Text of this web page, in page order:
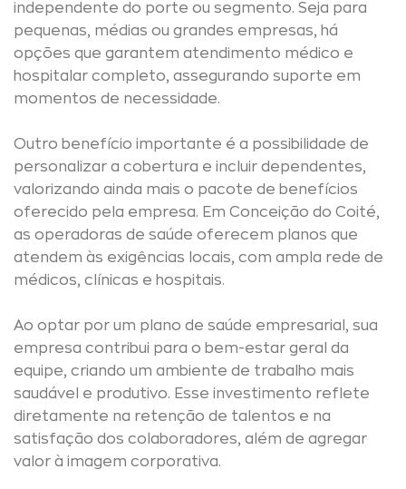
independente do porte ou segmento. Seja para
pequenas, médias ou grandes empresas, há
opções que garantem atendimento médico e
hospitalar completo, assegurando suporte em
momentos de necessidade.
Outro benefício importante é a possibilidade de
personalizar a cobertura e incluir dependentes,
valorizando ainda mais o pacote de benefícios
oferecido pela empresa. Em Conceição do Coité,
as operadoras de saúde oferecem planos que
atendem às exigências locais, com ampla rede de
médicos, clínicas e hospitais.
Ao optar por um plano de saúde empresarial, sua
empresa contribui para o bem-estar geral da
equipe, criando um ambiente de trabalho mais
saudável e produtivo. Esse investimento reflete
diretamente na retenção de talentos e na
satisfação dos colaboradores, além de agregar
valor à imagem corporativa.